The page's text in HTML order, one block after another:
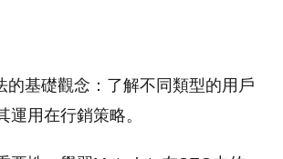
的基礎觀念：了解不同類型的用戶
運用在行銷策略。